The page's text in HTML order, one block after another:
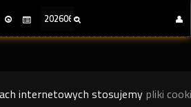
internetowych stosujemy pliki